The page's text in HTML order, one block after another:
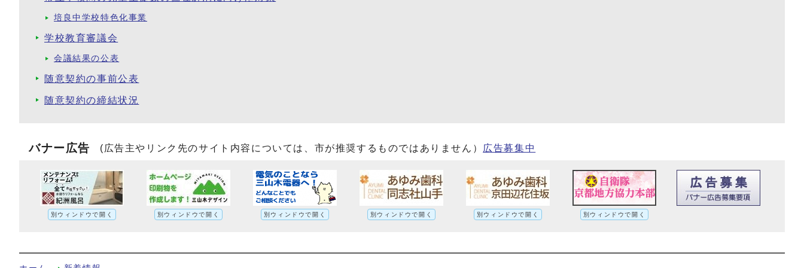
培良中学校特色化事業
学校教育審議会
会議結果の公表
随意契約の事前公表
随意契約の締結状況
バナー広告 (広告主やリンク先のサイト内容については、市が推奨するものではありません） 広告募集中
別ウィンドウで開く 別ウィンドウで開く 別ウィンドウで開く 別ウィンドウで開く 別ウィンドウで開く 別ウィンドウで開く